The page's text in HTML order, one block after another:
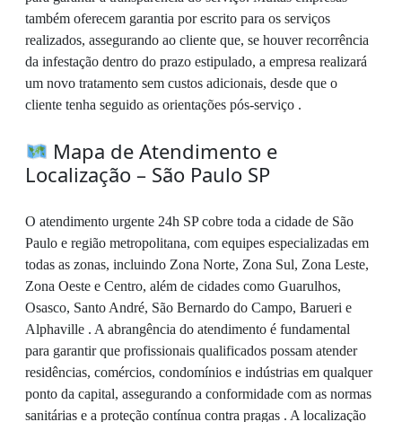
também oferecem garantia por escrito para os serviços
realizados, assegurando ao cliente que, se houver recorrência
da infestação dentro do prazo estipulado, a empresa realizará
um novo tratamento sem custos adicionais, desde que o
cliente tenha seguido as orientações pós-serviço .
Mapa de Atendimento e
Localização – São Paulo SP
O atendimento urgente 24h SP cobre toda a cidade de São
Paulo e região metropolitana, com equipes especializadas em
todas as zonas, incluindo Zona Norte, Zona Sul, Zona Leste,
Zona Oeste e Centro, além de cidades como Guarulhos,
Osasco, Santo André, São Bernardo do Campo, Barueri e
Alphaville . A abrangência do atendimento é fundamental
para garantir que profissionais qualificados possam atender
residências, comércios, condomínios e indústrias em qualquer
ponto da capital, assegurando a conformidade com as normas
sanitárias e a proteção contínua contra pragas . A localização